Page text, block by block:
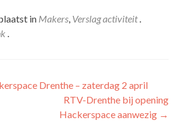
in Makers, Verslag activiteit.
.
Drenthe – zaterdag 2 april
RTV-Drenthe bij opening
Hackerspace aanwezig →